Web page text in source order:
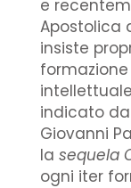
e
Apostolica
insiste
indicato
Giovanni
la sequela
ogni iter